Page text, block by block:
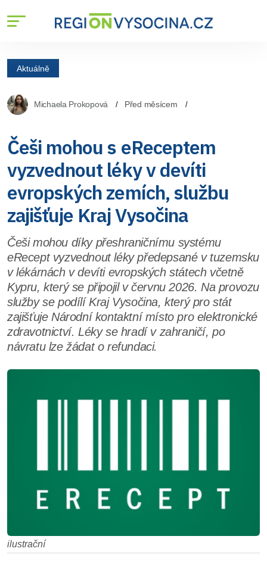
Aktuálně
Michaela Prokopová Před měsícem
Češi mohou s eReceptem
vyzvednout léky v devíti
evropských zemích, službu
zajišťuje Kraj Vysočina
Češi mohou díky přeshraničnímu systému
eRecept vyzvednout léky předepsané v tuzemsku
v lékárnách v devíti evropských státech včetně
Kypru, který se připojil v červnu 2026. Na provozu
služby se podílí Kraj Vysočina, který pro stát
zajišťuje Národní kontaktní místo pro elektronické
zdravotnictví. Léky se hradí v zahraničí, po
návratu lze žádat o refundaci.
ilustrační